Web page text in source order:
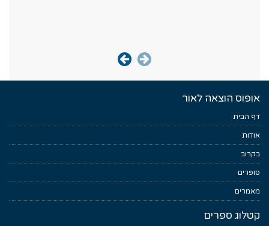
אופוס הוצאה לאור
דף הבית
אודות
בקרוב
סופרים
מאמרים
קטלוג ספרים